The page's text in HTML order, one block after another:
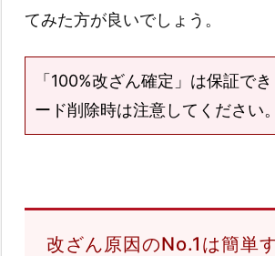
てみた方が良いでしょう。
「100%改ざん確定」は保証で
ード削除時は注意してください。
改ざん原因のNo.1は簡単